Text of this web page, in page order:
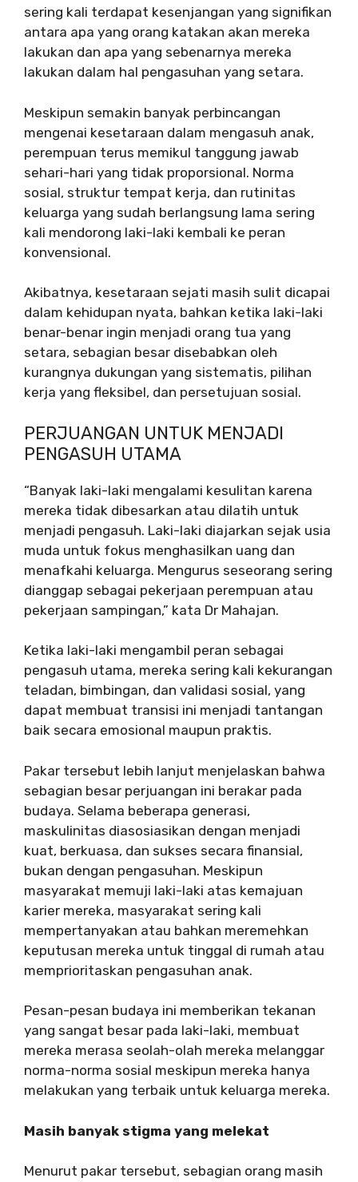
sering kali terdapat kesenjangan yang signifikan
antara apa yang orang katakan akan mereka
lakukan dan apa yang sebenarnya mereka
lakukan dalam hal pengasuhan yang setara.
Meskipun semakin banyak perbincangan
mengenai kesetaraan dalam mengasuh anak,
perempuan terus memikul tanggung jawab
sehari-hari yang tidak proporsional. Norma
sosial, struktur tempat kerja, dan rutinitas
keluarga yang sudah berlangsung lama sering
kali mendorong laki-laki kembali ke peran
konvensional.
Akibatnya, kesetaraan sejati masih sulit dicapai
dalam kehidupan nyata, bahkan ketika laki-laki
benar-benar ingin menjadi orang tua yang
setara, sebagian besar disebabkan oleh
kurangnya dukungan yang sistematis, pilihan
kerja yang fleksibel, dan persetujuan sosial.
PERJUANGAN UNTUK MENJADI
PENGASUH UTAMA
“Banyak laki-laki mengalami kesulitan karena
mereka tidak dibesarkan atau dilatih untuk
menjadi pengasuh. Laki-laki diajarkan sejak usia
muda untuk fokus menghasilkan uang dan
menafkahi keluarga. Mengurus seseorang sering
dianggap sebagai pekerjaan perempuan atau
pekerjaan sampingan,” kata Dr Mahajan.
Ketika laki-laki mengambil peran sebagai
pengasuh utama, mereka sering kali kekurangan
teladan, bimbingan, dan validasi sosial, yang
dapat membuat transisi ini menjadi tantangan
baik secara emosional maupun praktis.
Pakar tersebut lebih lanjut menjelaskan bahwa
sebagian besar perjuangan ini berakar pada
budaya. Selama beberapa generasi,
maskulinitas diasosiasikan dengan menjadi
kuat, berkuasa, dan sukses secara finansial,
bukan dengan pengasuhan. Meskipun
masyarakat memuji laki-laki atas kemajuan
karier mereka, masyarakat sering kali
mempertanyakan atau bahkan meremehkan
keputusan mereka untuk tinggal di rumah atau
memprioritaskan pengasuhan anak.
Pesan-pesan budaya ini memberikan tekanan
yang sangat besar pada laki-laki, membuat
mereka merasa seolah-olah mereka melanggar
norma-norma sosial meskipun mereka hanya
melakukan yang terbaik untuk keluarga mereka.
Masih banyak stigma yang melekat
Menurut pakar tersebut, sebagian orang masih